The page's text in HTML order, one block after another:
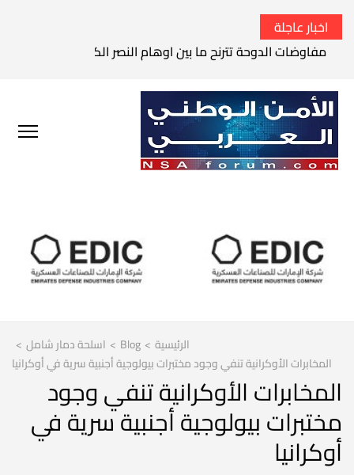
اخبار عاجلة
مفاوضات الدوحة تترنح ما بين اوهام النصر الكامل وواقع
الرئيسية >
Blog
> اسلحة دمار شامل >
المخابرات الأوكرانية تنفي وجود مختبرات بيولوجية أجنبية سرية في أوكرانيا
المخابرات الأوكرانية تنفي وجود
مختبرات بيولوجية أجنبية سرية في
أوكرانيا